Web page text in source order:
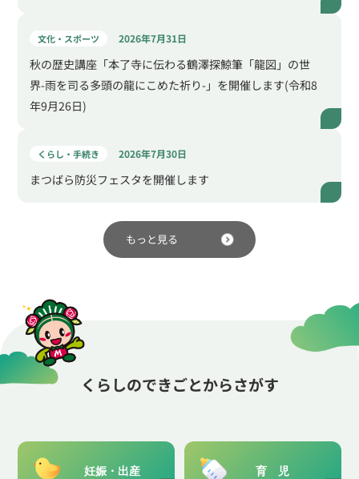
文化・スポーツ 2026年7月31日
秋の歴史講座「本了寺に伝わる鶴澤探鯨筆「龍図」の世
界-雨を司る多頭の龍にこめた祈り-」を開催します(令和8
年9月26日)
くらし・手続き 2026年7月30日
まつばら防災フェスタを開催します
もっと見る
くらしのできごとからさがす
妊娠・出産 育児